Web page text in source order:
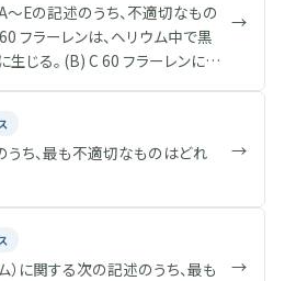
り、低コスト化及び大容量化
Eの記述のうち、不適切なもの
フラーレンは、ヘリウム中で黒
じる。 (B) C 60 フラーレンには
まれる。 (C) 黒鉛の層状構造に
伝えにくく、特殊断熱材としての
ヤモンド粉体の合成は、一般的
。
→
ち、最も不適切なものはどれ
→
）に関する次の記述のうち、最も
→